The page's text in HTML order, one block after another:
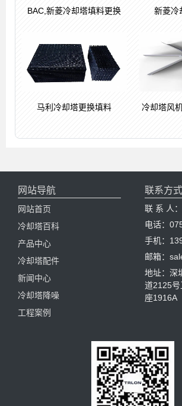
BAC,新菱冷却塔填料更换 新菱冷
马利冷却塔更换填料 冷却塔风
网站导航
网站首页
冷却塔百科
产品中心
冷却塔配件
新闻中心
冷却塔降噪
工程案例
联系方式
联 系 人
电话：
手机：
邮箱：
地址：深
道2125
座1916A